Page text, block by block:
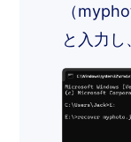
（
と入力し